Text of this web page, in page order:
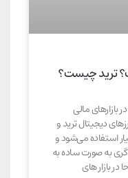
ترید چیست؟
بازارهای مالی
دیجیتال ترید و
استفاده می‌شود و
گری به صورت ساده به
بازار های